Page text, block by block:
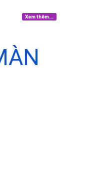
Xem thêm...